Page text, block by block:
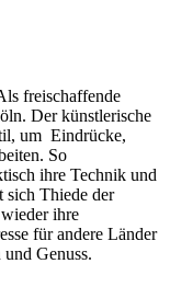
freischaffende
Der künstlerische
um Eindrücke,
So
ihre Technik und
sich Thiede der
ihre
für andere Länder
Genuss.